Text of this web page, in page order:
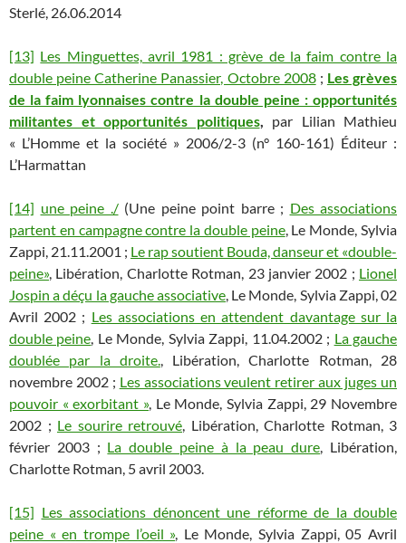
Sterlé, 26.06.2014
[13] Les Minguettes, avril 1981 : grève de la faim contre la
double peine Catherine Panassier, Octobre 2008; Les grèves
de la faim lyonnaises contre la double peine : opportunités
militantes et opportunités politiques, par Lilian Mathieu
« L’Homme et la société » 2006/2-3 (n° 160-161) Éditeur :
L’Harmattan
[14] une peine ./(Une peine point barre ; Des associations
partent en campagne contre la double peine, Le Monde, Sylvia
Zappi, 21.11.2001 ; Le rap soutient Bouda, danseur et «double-
peine», Libération, Charlotte Rotman, 23 janvier 2002 ; Lionel
Jospin a déçu la gauche associative, Le Monde, Sylvia Zappi, 02
Avril 2002 ; Les associations en attendent davantage sur la
double peine, Le Monde, Sylvia Zappi, 11.04.2002 ; La gauche
doublée par la droite., Libération, Charlotte Rotman, 28
novembre 2002 ; Les associations veulent retirer aux juges un
pouvoir « exorbitant », Le Monde, Sylvia Zappi, 29 Novembre
2002 ; Le sourire retrouvé, Libération, Charlotte Rotman, 3
février 2003 ; La double peine à la peau dure, Libération,
Charlotte Rotman, 5 avril 2003.
[15] Les associations dénoncent une réforme de la double
peine « en trompe l’oeil », Le Monde, Sylvia Zappi, 05 Avril